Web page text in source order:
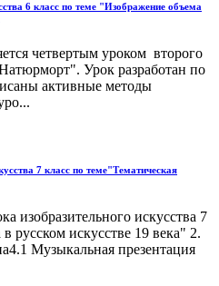
6 класс по теме "Изображение объема
четвертым уроком второго
Урок разработан по
активные методы
7 класс по теме"Тематическая
изобразительного искусства 7
русском искусстве 19 века" 2.
Музыкальная презентация